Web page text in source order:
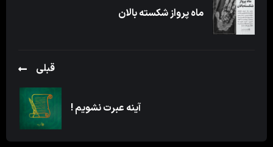
ماه پرواز شکسته بالان
قبلی
آینه عبرت نشویم !